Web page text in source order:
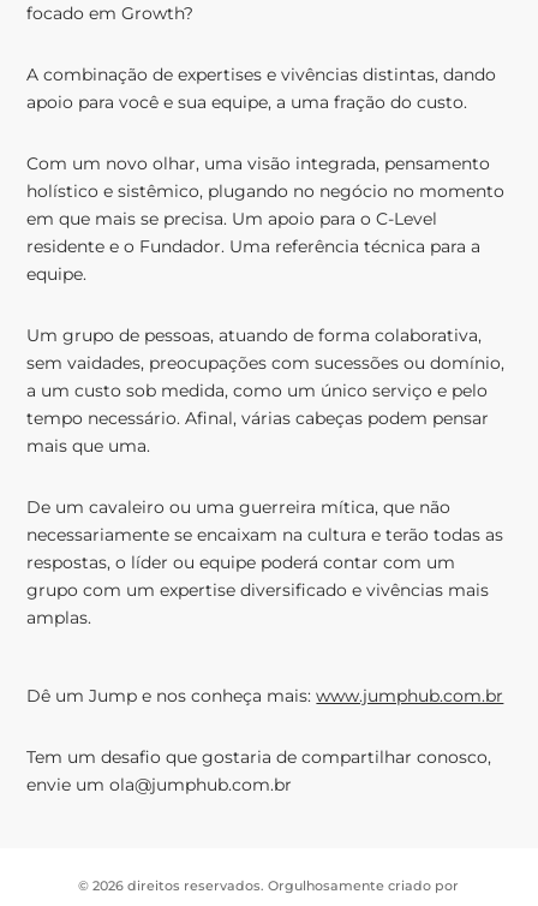
focado em Growth?
A combinação de expertises e vivências distintas, dando
apoio para você e sua equipe, a uma fração do custo.
Com um novo olhar, uma visão integrada, pensamento
holístico e sistêmico, plugando no negócio no momento
em que mais se precisa. Um apoio para o C-Level
residente e o Fundador. Uma referência técnica para a
equipe.
Um grupo de pessoas, atuando de forma colaborativa,
sem vaidades, preocupações com sucessões ou domínio,
a um custo sob medida, como um único serviço e pelo
tempo necessário. Afinal, várias cabeças podem pensar
mais que uma.
De um cavaleiro ou uma guerreira mítica, que não
necessariamente se encaixam na cultura e terão todas as
respostas, o líder ou equipe poderá contar com um
grupo com um expertise diversificado e vivências mais
amplas.
Dê um Jump e nos conheça mais:www.jumphub.com.br
Tem um desafio que gostaria de compartilhar conosco,
envie um ola@jumphub.com.br
© 2026 direitos reservados. Orgulhosamente criado por